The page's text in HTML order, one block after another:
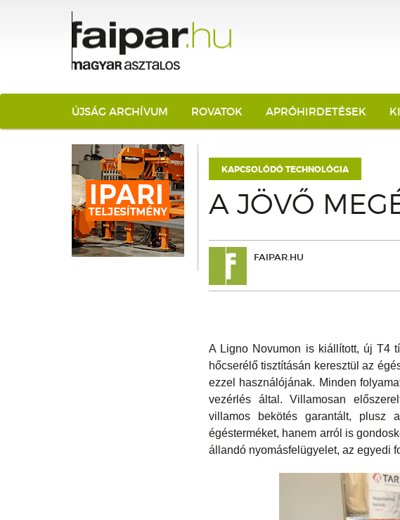
ÚJSÁG ARCHÍVUM ROVATOK APRÓHIRDETÉSEK
KAPCSOLÓDÓ TECHNOLÓGIA
A JÖVŐ
FAIPAR.HU
A Ligno Novumon is kiállított, új T4
hőcserélő tisztításán keresztül az
ezzel használójának. Minden
vezérlés által. Villamosan
villamos bekötés garantált, plusz
égésterméket, hanem arról is
állandó nyomásfelügyelet, az egyedi